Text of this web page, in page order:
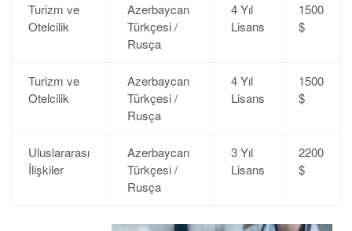
Turizm ve
Otelcilik
Azerbaycan
Türkçesi /
Rusça
4 Yıl
Lisans
1500
$
Turizm ve
Otelcilik
Azerbaycan
Türkçesi /
Rusça
4 Yıl
Lisans
1500
$
Uluslararası
İlişkiler
Azerbaycan
Türkçesi /
Rusça
3 Yıl
Lisans
2200
$